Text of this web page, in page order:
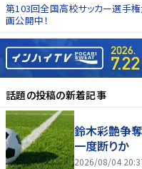
第103回全国高校サッカー選手
画公開中！
話題の投稿の新着記事
鈴木彩艶争
一度断りか
2026/08/04